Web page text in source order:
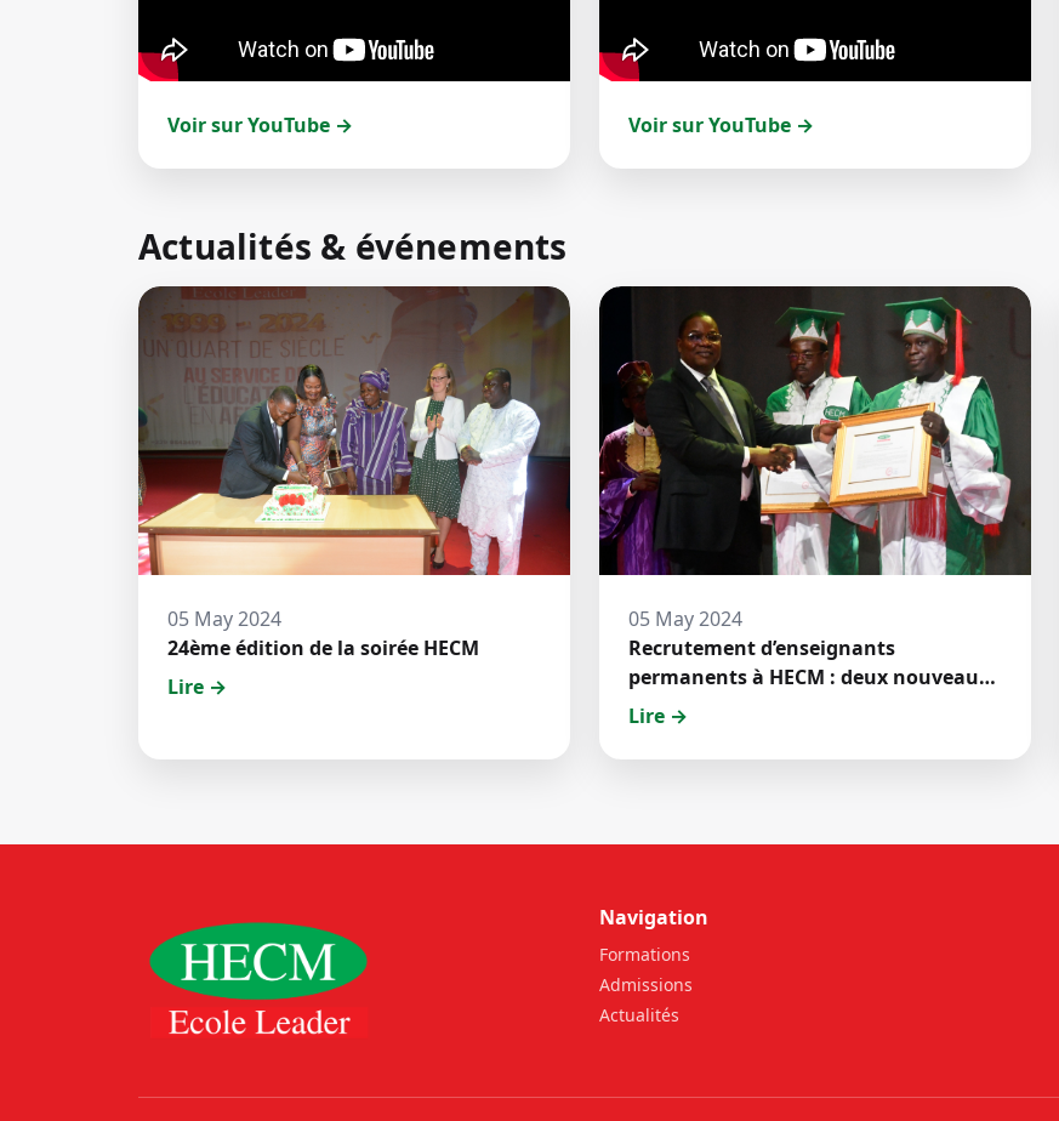
Voir sur YouTube → Voir sur YouTube →
Actualités & événements
05 May 2024
24ème édition de la soirée HECM
Lire →
05 May 2024
Recrutement d’enseignants
permanents à HECM : deux nouveaux
jeunes docteurs ont prêté́ serment
Lire →
Navigation
Formations
Admissions
Actualités